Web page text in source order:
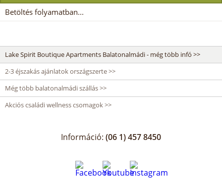
Betöltés folyamatban...
Lake Spirit Boutique Apartments Balatonalmádi - még több infó >>
2-3 éjszakás ajánlatok országszerte >>
Még több balatonalmádi szállás >>
Akciós családi wellness csomagok >>
Információ: (06 1) 457 8450